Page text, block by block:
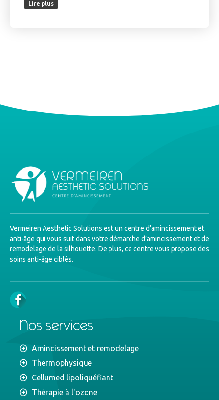
Lire plus
Vermeiren Aesthetic Solutions est un centre d’amincissement et
anti-âge qui vous suit dans votre démarche d’amincissement et de
remodelage de la silhouette. De plus, ce centre vous propose des
soins anti-âge ciblés.
Nos services
Amincissement et remodelage
Thermophysique
Cellumed lipoliquéfiant
Thérapie à l'ozone